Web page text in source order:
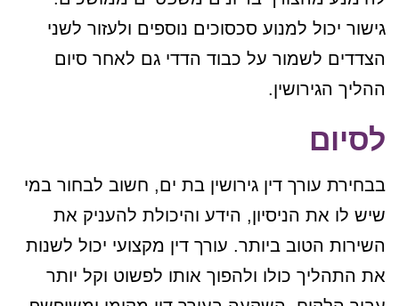
גישור יכול למנוע סכסוכים נוספים ולעזור לשני
הצדדים לשמור על כבוד הדדי גם לאחר סיום
ההליך הגירושין.
לסיום
בבחירת עורך דין גירושין בת ים, חשוב לבחור במי
שיש לו את הניסיון, הידע והיכולת להעניק את
השירות הטוב ביותר. עורך דין מקצועי יכול לשנות
את התהליך כולו ולהפוך אותו לפשוט וקל יותר